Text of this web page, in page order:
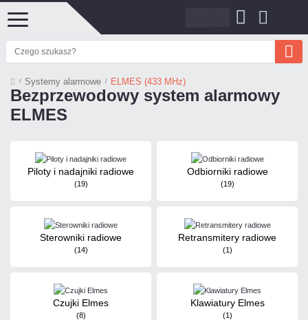
Systemy alarmowe ELMES (433 MHz)
Bezprzewodowy system alarmowy
ELMES
Piloty i nadajniki radiowe
(19)
Odbiorniki radiowe
(19)
Sterowniki radiowe
(14)
Retransmitery radiowe
(1)
Czujki Elmes
(8)
Klawiatury Elmes
(1)